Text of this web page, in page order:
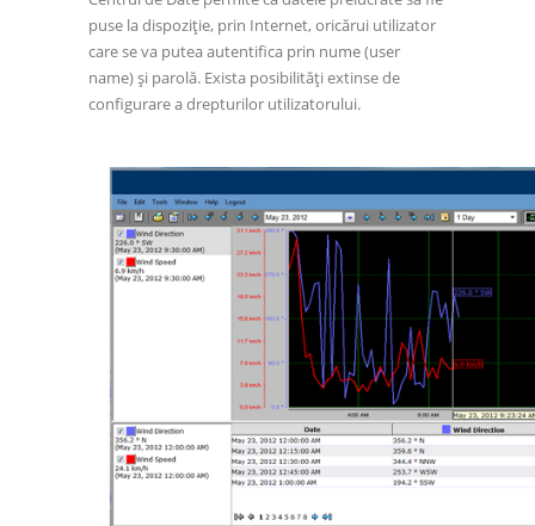
puse la dispoziţie, prin Internet, oricărui utilizator
care se va putea autentifica prin nume (user
name) şi parolă. Exista posibilităţi extinse de
configurare a drepturilor utilizatorului.